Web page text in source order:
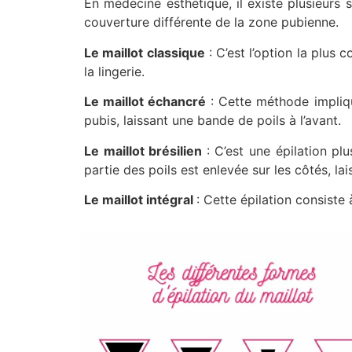
En médecine esthétique, il existe plusieurs
couverture différente de la zone pubienne.
Le maillot classique : C’est l’option la plus
la lingerie.
Le maillot échancré : Cette méthode
pubis, laissant une bande de poils à l’avant.
Le maillot brésilien : C’est une épilation
partie des poils est enlevée sur les côtés,
Le maillot intégral : Cette épilation consiste